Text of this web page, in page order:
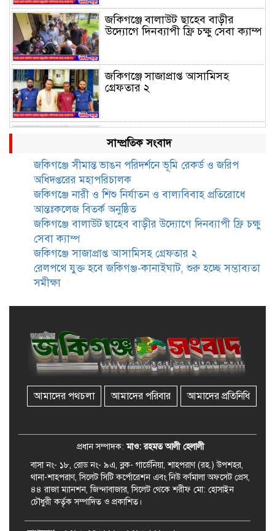
জকিগঞ্জে বালাউট ছাহেব বাড়ীর
উদ্যোগে দিনব্যাপী ফ্রি চক্ষু সেবা ক্যাম্প
জকিগঞ্জে সাজাপ্রাপ্ত আসামিসহ
গ্রেফতার ২
রেলপথে যুক্ত হবে জকিগঞ্জ-কানাইঘাট,
শুরু হচ্ছে সম্ভাব্যতা সমীক্ষা
সাবেক এমপি হাফিজ আহমদ
মজুমদার কি আত্মগোপনে? ভাইরাল
ছবি ঘিরে আলোচনা!
ভাতা পেতে টাকা লাগে না, জকিগঞ্জে
সমাজসেবা কর্মকর্তার গুরুত্বপূর্ণ বার্তা
জকিগঞ্জে সরকারি পাঁচ ভাতার আবেদন
জকিগঞ্জে সুরমা নদীর বালুমহালে
মোবাইল কোর্ট পরিচালনা করলেন
ইউএনও: সরেজমিনে অভিযোগের
সত্যতা মেলেনি
একজন গ্রেপ্তার
সাম্প্রতিক সংবাদ
জকিগঞ্জে সীমান্ত ভাঙন পরিদর্শনে ভূমি রেকর্ড ও জরিপ
অধিদপ্তরের মহাপরিচালক
জকিগঞ্জে নারী ও শিশু নির্যাতন ও বাল্যবিবাহ প্রতিরোধে
আন্তঃকলেজ বিতর্ক অনুষ্ঠিত
জকিগঞ্জে বালাউট ছাহেব বাড়ীর উদ্যোগে দিনব্যাপী ফ্রি চক্ষু
সেবা ক্যাম্প
জকিগঞ্জে সাজাপ্রাপ্ত আসামিসহ গ্রেফতার ২
রেলপথে যুক্ত হবে জকিগঞ্জ-কানাইঘাট, শুরু হচ্ছে সম্ভাব্যতা
সমীক্ষা
আমাদের পথচলা আমাদের পরিবার আমাদের প্রতিনিধি
প্রধান সম্পাদক:মাও: রহমত আলী হেলালী
বাসা নং- ১৮, রোড নং- ৯এ, ব্লক- গার্ডেনিয়া, শাহপরাণ (রহ.) উপশহর,
থানা-শাহপরাণ, সিলেট সিটি কর্পোরেশন এবং নিউ বর্ণমালা অফসেট প্রেস,
৪৪ রাজা ম্যানশন, জিন্দাবাজার, সিলেট থেকে শরীফ মো: হোসাইন
চৌধুরী কর্তৃক সম্পাদিত ও প্রকাশিত।